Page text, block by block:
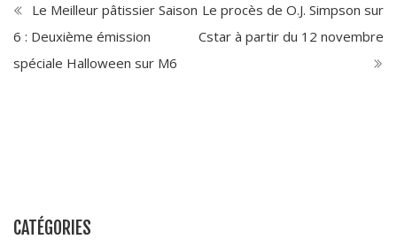
Le Meilleur pâtissier Saison
6 : Deuxième émission
spéciale Halloween sur M6
Le procès de O.J. Simpson sur
Cstar à partir du 12 novembre
CATÉGORIES